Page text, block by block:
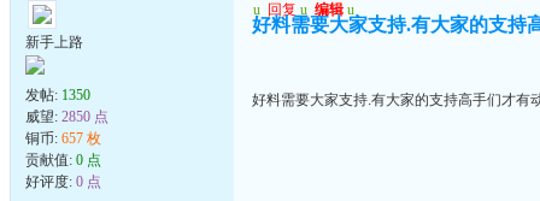
新手上路
发帖: 1350
威望: 2850 点
铜币: 657 枚
贡献值: 0 点
好评度: 0 点
u 回复 u 编辑 u
好料需要大家支持.有大家的支持
好料需要大家支持.有大家的支持高手们才有